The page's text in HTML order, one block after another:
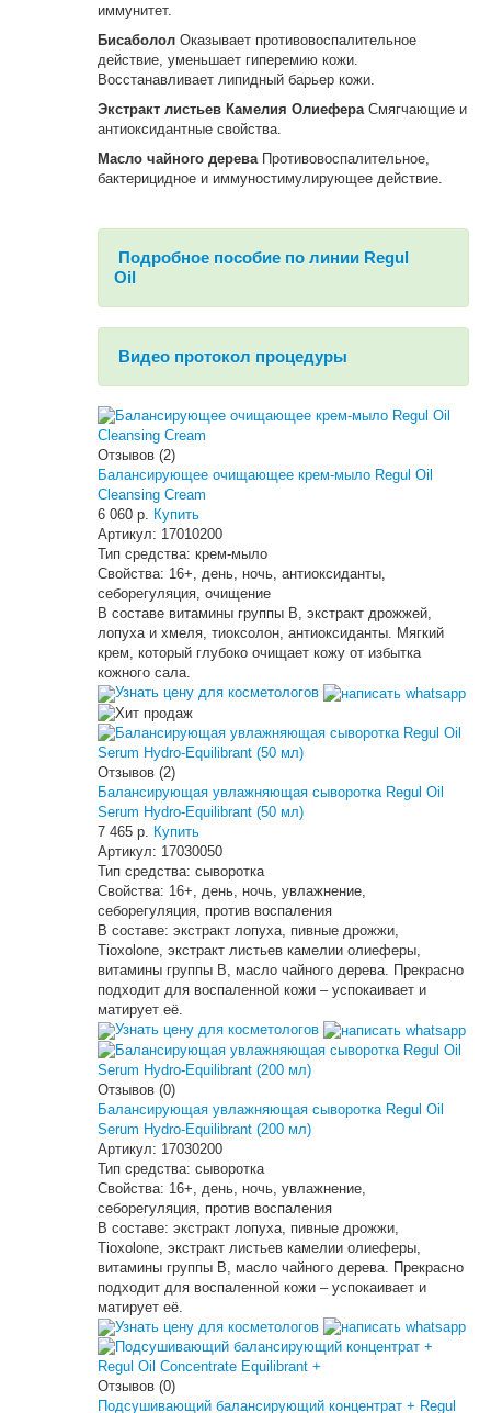
иммунитет.
Бисаболол Оказывает противовоспалительное
действие, уменьшает гиперемию кожи.
Восстанавливает липидный барьер кожи.
Экстракт листьев Камелия ОлиефераСмягчающие и
антиоксидантные свойства.
Масло чайного дереваПротивовоспалительное,
бактерицидное и иммуностимулирующее действие.
Подробное пособие по линии Regul
Oil
Видео протокол процедуры
Отзывов (2)
Балансирующее очищающее крем-мыло Regul Oil
Cleansing Cream
6 060 р. Купить
Артикул: 17010200
Тип средства: крем-мыло
Свойства: 16+, день, ночь, антиоксиданты,
себорегуляция, очищение
В составе витамины группы В, экстракт дрожжей,
лопуха и хмеля, тиоксолон, антиоксиданты. Мягкий
крем, который глубоко очищает кожу от избытка
кожного сала.
Узнать цену для косметологов
Отзывов (2)
Балансирующая увлажняющая сыворотка Regul Oil
Serum Hydro-Equilibrant (50 мл)
7 465 р. Купить
Артикул: 17030050
Тип средства: сыворотка
Свойства: 16+, день, ночь, увлажнение,
себорегуляция, против воспаления
В составе: экстракт лопуха, пивные дрожжи,
Tioxolone, экстракт листьев камелии олиеферы,
витамины группы В, масло чайного дерева. Прекрасно
подходит для воспаленной кожи – успокаивает и
матирует её.
Узнать цену для косметологов
Отзывов (0)
Балансирующая увлажняющая сыворотка Regul Oil
Serum Hydro-Equilibrant (200 мл)
Артикул: 17030200
Тип средства: сыворотка
Свойства: 16+, день, ночь, увлажнение,
себорегуляция, против воспаления
В составе: экстракт лопуха, пивные дрожжи,
Tioxolone, экстракт листьев камелии олиеферы,
витамины группы В, масло чайного дерева. Прекрасно
подходит для воспаленной кожи – успокаивает и
матирует её.
Узнать цену для косметологов
Отзывов (0)
Подсушивающий балансирующий концентрат + Regul